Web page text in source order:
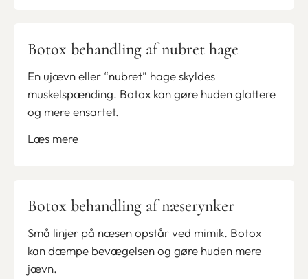
Botox behandling af nubret hage
En ujævn eller “nubret” hage skyldes
muskelspænding. Botox kan gøre huden glattere
og mere ensartet.
Læs mere
Botox behandling af næserynker
Små linjer på næsen opstår ved mimik. Botox
kan dæmpe bevægelsen og gøre huden mere
jævn.